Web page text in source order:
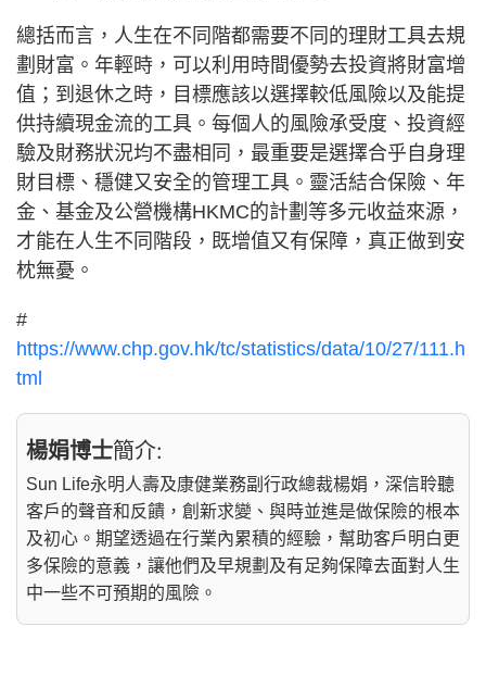
總括而言，人生在不同階都需要不同的理財工具去規
劃財富。年輕時，可以利用時間優勢去投資將財富增
值；到退休之時，目標應該以選擇較低風險以及能提
供持續現金流的工具。每個人的風險承受度、投資經
驗及財務狀況均不盡相同，最重要是選擇合乎自身理
財目標、穩健又安全的管理工具。靈活結合保險、年
金、基金及公營機構HKMC的計劃等多元收益來源，
才能在人生不同階段，既增值又有保障，真正做到安
枕無憂。
#
https://www.chp.gov.hk/tc/statistics/data/10/27/111.h
tml
楊娟博士簡介:
Sun Life永明人壽及康健業務副行政總裁楊娟，深信聆聽
客戶的聲音和反饋，創新求變、與時並進是做保險的根本
及初心。期望透過在行業內累積的經驗，幫助客戶明白更
多保險的意義，讓他們及早規劃及有足夠保障去面對人生
中一些不可預期的風險。